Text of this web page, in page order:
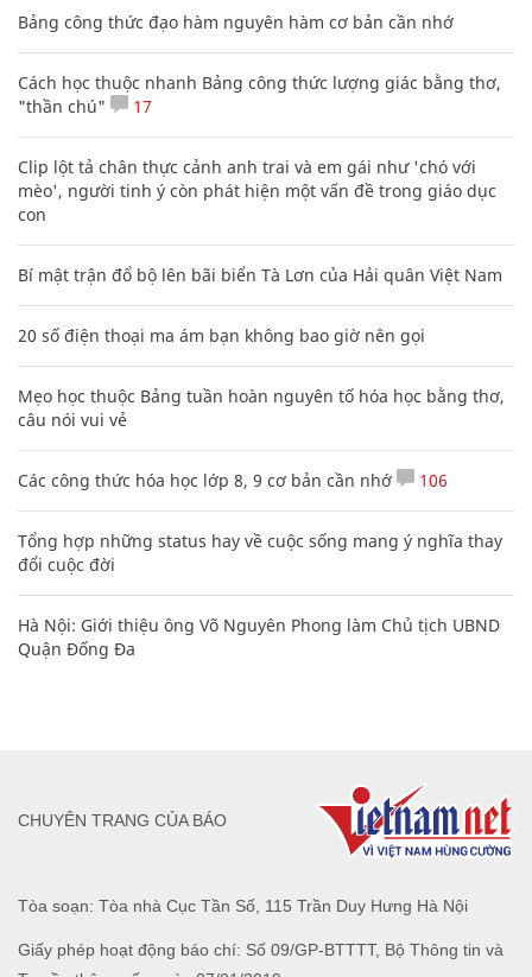
Bảng công thức đạo hàm nguyên hàm cơ bản cần nhớ
Cách học thuộc nhanh Bảng công thức lượng giác bằng thơ,
"thần chú"
17
Clip lột tả chân thực cảnh anh trai và em gái như 'chó với
mèo', người tinh ý còn phát hiện một vấn đề trong giáo dục
con
Bí mật trận đổ bộ lên bãi biển Tà Lơn của Hải quân Việt Nam
20 số điện thoại ma ám bạn không bao giờ nên gọi
Mẹo học thuộc Bảng tuần hoàn nguyên tố hóa học bằng thơ,
câu nói vui vẻ
Các công thức hóa học lớp 8, 9 cơ bản cần nhớ 106
Tổng hợp những status hay về cuộc sống mang ý nghĩa thay
đổi cuộc đời
Hà Nội: Giới thiệu ông Võ Nguyên Phong làm Chủ tịch UBND
Quận Đống Đa
Tòa soạn: Tòa nhà Cục Tần Số, 115 Trần Duy Hưng Hà Nội
Giấy phép hoạt động báo chí: Số 09/GP-BTTTT, Bộ Thông tin và
CHUYÊN TRANG CỦA BÁO